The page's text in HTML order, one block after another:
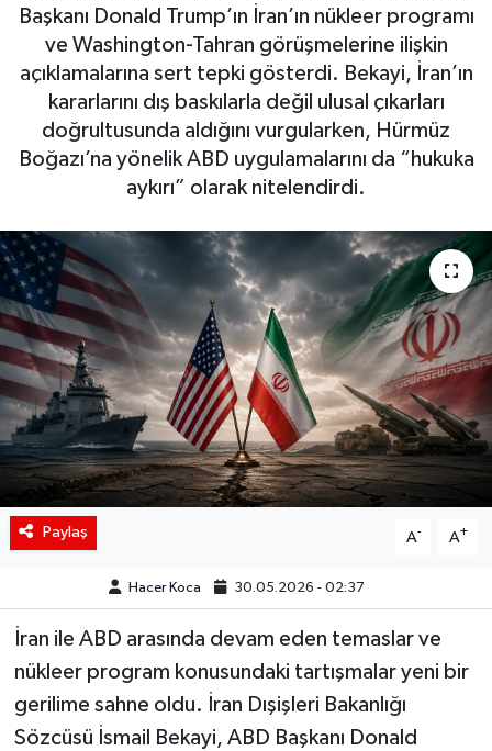
Başkanı Donald Trump’ın İran’ın nükleer programı
ve Washington-Tahran görüşmelerine ilişkin
açıklamalarına sert tepki gösterdi. Bekayi, İran’ın
kararlarını dış baskılarla değil ulusal çıkarları
doğrultusunda aldığını vurgularken, Hürmüz
Boğazı’na yönelik ABD uygulamalarını da “hukuka
aykırı” olarak nitelendirdi.
Paylaş A- A+
Hacer Koca 30.05.2026 - 02:37
İran ile ABD arasında devam eden temaslar ve
nükleer program konusundaki tartışmalar yeni bir
gerilime sahne oldu. İran Dışişleri Bakanlığı
Sözcüsü İsmail Bekayi, ABD Başkanı Donald
Resmi İlanlar
Sağlık
Siyaset
Teknoloji
Yaşam